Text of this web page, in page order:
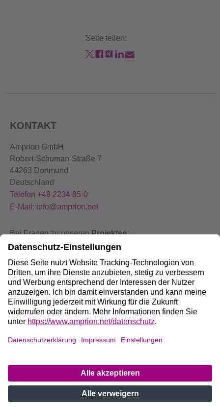
Seite teilen:
KONTAKT
Amprion GmbH
Robert-Schuman-Straße 7
44263 Dortmund
Deutschland
Telefon +49 2234 85-0
E-Mail: info@amprion.net
Bei Fragen zu unserenProjekten:
+49 800 584 9000
BeiStörungen an unseren Anlagen:
+49 800 490 4000
Social Media:
Datenschutz